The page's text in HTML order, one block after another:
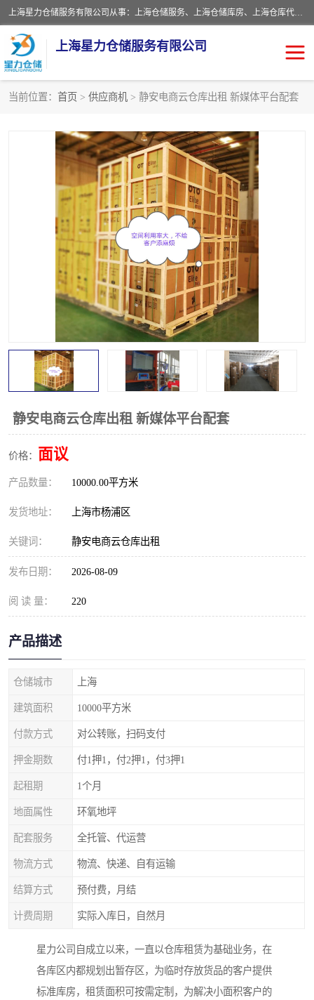
上海星力仓储服务有限公司从事：上海仓储服务、上海仓储库房、上海仓库代运营、上海仓库对外出租、上海仓库外包、上海三方仓储、上海电商仓储代发、上海电商代发货仓库、上海托管仓库、上海仓储配送。上海星力仓储服务有限公司现在拥有100个分仓、10万余平方的标准库房，精炼员工几百名，与几千家客户合作，公司已跻身上海仓储行业前列。欢迎来电咨询！
上海星力仓储服务有限公司
当前位置： 首页 > 供应商机 > 静安电商云仓库出租 新媒体平台配套
静安电商云仓库出租 新媒体平台配套
价格： 面议
产品数量： 10000.00平方米
发货地址： 上海市杨浦区
关键词： 静安电商云仓库出租
发布日期： 2026-08-09
阅 读 量： 220
产品描述
仓储城市 上海
建筑面积 10000平方米
付款方式 对公转账，扫码支付
押金期数 付1押1，付2押1，付3押1
起租期 1个月
地面属性 环氧地坪
配套服务 全托管、代运营
物流方式 物流、快递、自有运输
结算方式 预付费，月结
计费周期 实际入库日，自然月
星力公司自成立以来，一直以仓库租赁为基础业务，在
各库区内都规划出暂存区，为临时存放货品的客户提供
标准库房，租赁面积可按需定制，为解决小面积客户的
上海仓储配送 上海仓库外包
上海仓库代运营 上海托管仓库
上海第三方仓储 上海仓储服务
上海电商代发货仓库
上海托管仓库